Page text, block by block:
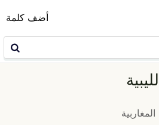
أضف كلمة
المغاربية